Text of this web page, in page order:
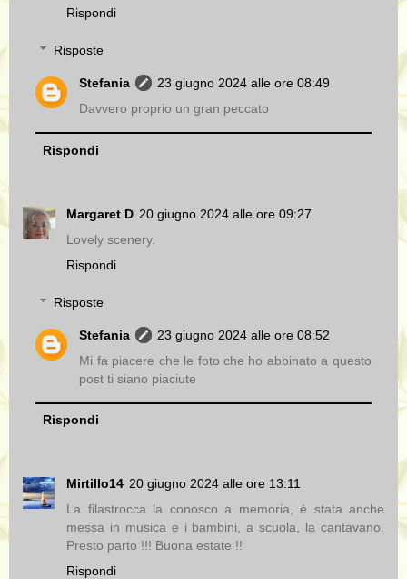
Rispondi
Risposte
Stefania
23 giugno 2024 alle ore 08:49
Davvero proprio un gran peccato
Rispondi
Margaret D 20 giugno 2024 alle ore 09:27
Lovely scenery.
Rispondi
Risposte
Stefania
23 giugno 2024 alle ore 08:52
Mi fa piacere che le foto che ho abbinato a questo
post ti siano piaciute
Rispondi
Mirtillo14 20 giugno 2024 alle ore 13:11
La filastrocca la conosco a memoria, è stata anche
messa in musica e i bambini, a scuola, la cantavano.
Presto parto !!! Buona estate !!
Rispondi